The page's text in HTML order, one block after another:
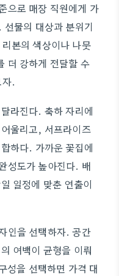
으로 매장 직원에게 가
물의 대상과 분위기
본의 색상이나 나뭇
더 강하게 전달할 수
.
라진다. 축하 자리에
울리고, 서프라이즈
하다. 가까운 꽃집에
성도가 높아진다. 배
일정에 맞춘 연출이
인을 선택하자. 공간
여백이 균형을 이뤄
성을 선택하면 가격 대